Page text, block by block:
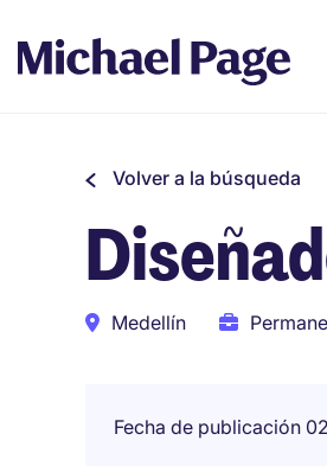
Volver a la búsqueda
Medellín
Fecha de publicación